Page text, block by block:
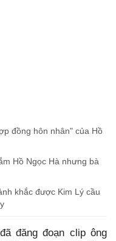
đồng hôn nhân" của Hồ
Hồ Ngọc Hà nhưng bà
khắc được Kim Lý cầu
đăng đoạn clip ông